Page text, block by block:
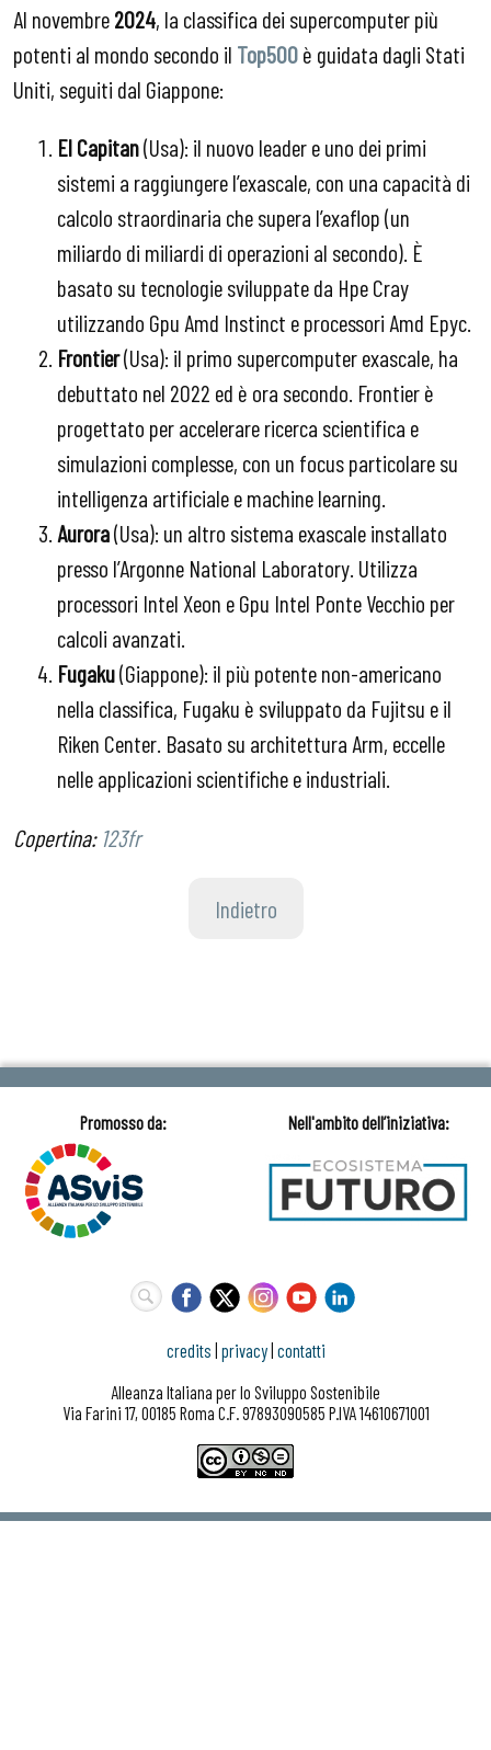
Al novembre2024, la classifica dei supercomputer più
potenti al mondo secondo il Top500è guidata dagli Stati
Uniti, seguiti dal Giappone:
El Capitan(Usa): il nuovo leader e uno dei primi
sistemi a raggiungere l’exascale, con una capacità di
calcolo straordinaria che supera l’exaflop (un
miliardo di miliardi di operazioni al secondo). È
basato su tecnologie sviluppate da Hpe Cray
utilizzando Gpu Amd Instinct e processori Amd Epyc.
Frontier(Usa): il primo supercomputer exascale, ha
debuttato nel 2022 ed è ora secondo. Frontier è
progettato per accelerare ricerca scientifica e
simulazioni complesse, con un focus particolare su
intelligenza artificiale e machine learning.
Aurora(Usa): un altro sistema exascale installato
presso l’Argonne National Laboratory. Utilizza
processori Intel Xeon e Gpu Intel Ponte Vecchio per
calcoli avanzati.
Fugaku(Giappone): il più potente non-americano
nella classifica, Fugaku è sviluppato da Fujitsu e il
Riken Center. Basato su architettura Arm, eccelle
nelle applicazioni scientifiche e industriali.
Copertina: 123fr
Indietro
credits privacy| contatti
Alleanza Italiana per lo Sviluppo Sostenibile
Via Farini 17, 00185 Roma C.F. 97893090585 P.IVA 14610671001